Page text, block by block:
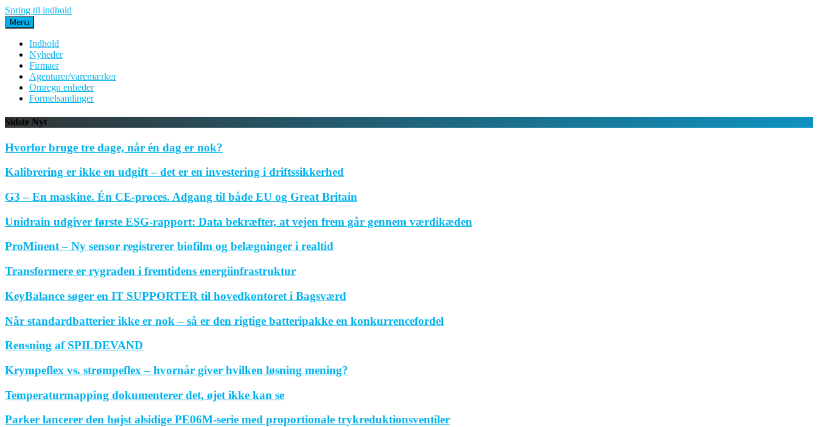
Spring til indhold
Menu
Indhold
Nyheder
Firmaer
Agenturer/varemærker
Omregn enheder
Formelsamlinger
Sidste Nyt
Hvorfor bruge tre dage, når én dag er nok?
Kalibrering er ikke en udgift – det er en investering i driftssikkerhed
G3 – En maskine. Én CE-proces. Adgang til både EU og Great Britain
Unidrain udgiver første ESG-rapport: Data bekræfter, at vejen frem går gennem værdikæden
ProMinent – Ny sensor registrerer biofilm og belægninger i realtid
Transformere er rygraden i fremtidens energiinfrastruktur
KeyBalance søger en IT SUPPORTER til hovedkontoret i Bagsværd
Når standardbatterier ikke er nok – så er den rigtige batteripakke en konkurrencefordel
Rensning af SPILDEVAND
Krympeflex vs. strømpeflex – hvornår giver hvilken løsning mening?
Temperaturmapping dokumenterer det, øjet ikke kan se
Parker lancerer den højst alsidige PE06M-serie med proportionale trykreduktionsventiler